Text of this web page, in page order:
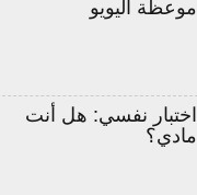
موعظة اليويو
اختبار نفسي: هل أنت
مادي؟